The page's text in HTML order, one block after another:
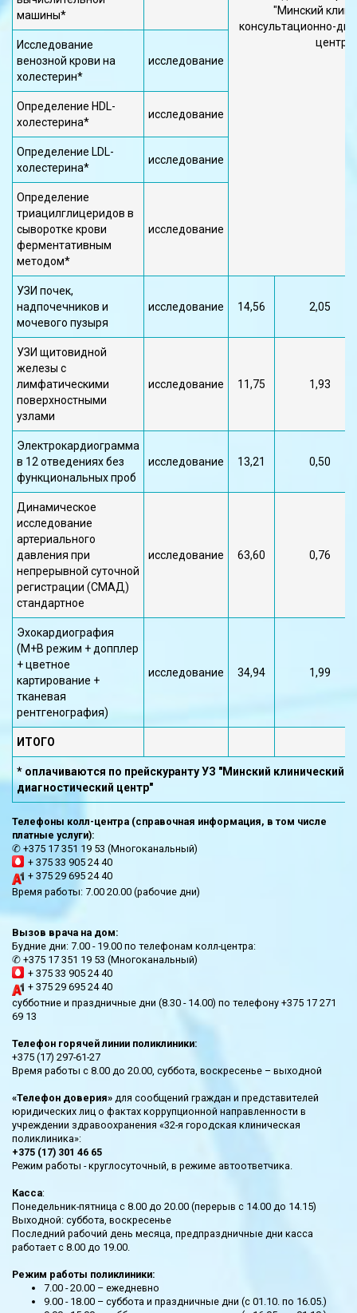
машины*
"Минский
консультационно-
центр"
Исследование
венозной крови на
холестерин*
исследование
Определение HDL-
холестерина*
исследование
Определение LDL-
холестерина*
исследование
Определение
триацилглицеридов в
сыворотке крови
ферментативным
методом*
исследование
УЗИ почек,
надпочечников и
мочевого пузыря
исследование 14,56 2,05
УЗИ щитовидной
железы с
лимфатическими
поверхностными
узлами
исследование 11,75 1,93
Электрокардиограмма
в 12 отведениях без
функциональных проб
исследование 13,21 0,50
Динамическое
исследование
артериального
давления при
непрерывной суточной
регистрации (СМАД)
стандартное
исследование 63,60 0,76
Эхокардиография
(М+В режим + допплер
+ цветное
картирование +
тканевая
рентгенография)
исследование 34,94 1,99
ИТОГО
* оплачиваются по прейскуранту УЗ "Минский клинический
диагностический центр"
Телефоны колл-центра (справочная информация, в том числе
платные услуги):
✆ +375 17 351 19 53 (Многоканальный)
+ 375 33 905 24 40
+ 375 29 695 24 40
Время работы: 7.00 20.00 (рабочие дни)
Вызов врача на дом:
Будние дни: 7.00 - 19.00 по телефонам колл-центра:
✆ +375 17 351 19 53 (Многоканальный)
+ 375 33 905 24 40
+ 375 29 695 24 40
субботние и праздничные дни (8.30 - 14.00) по телефону +375 17 271
69 13
Телефон горячей линии поликлиники:
+375 (17) 297-61-27
Время работы с 8.00 до 20.00, суббота, воскресенье – выходной
«Телефон доверия» для сообщений граждан и представителей
юридических лиц о фактах коррупционной направленности в
учреждении здравоохранения «32-я городская клиническая
поликлиника»:
+375 (17) 301 46 65
Режим работы - круглосуточный, в режиме автоответчика.
Касса:
Понедельник-пятница с 8.00 до 20.00 (перерыв с 14.00 до 14.15)
Выходной: суббота, воскресенье
Последний рабочий день месяца, предпраздничные дни касса
работает с 8.00 до 19.00.
Режим работы поликлиники:
7.00 - 20.00 – ежедневно
9.00 - 18.00 – суббота и праздничные дни (с 01.10. по 16.05.)